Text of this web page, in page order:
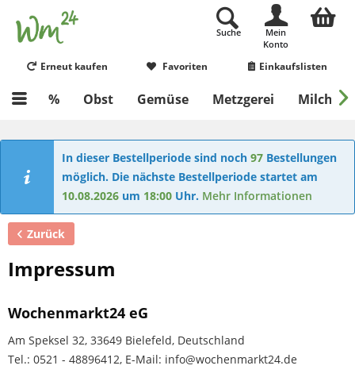
Suche
Mein
Konto
Erneut kaufen Favoriten Einkaufslisten
% Obst Gemüse Metzgerei Milch &
In dieser Bestellperiode sind noch 97 Bestellungen
möglich. Die nächste Bestellperiode startet am
10.08.2026 um 18:00 Uhr. Mehr Informationen
Zurück
Impressum
Wochenmarkt24 eG
Am Speksel 32, 33649 Bielefeld, Deutschland
Tel.: 0521 - 48896412, E-Mail: info@wochenmarkt24.de